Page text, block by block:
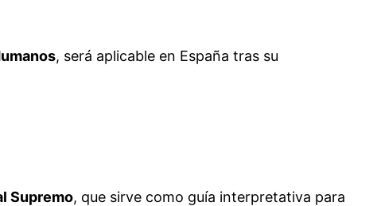
, será aplicable en España tras su
Supremo, que sirve como guía interpretativa para